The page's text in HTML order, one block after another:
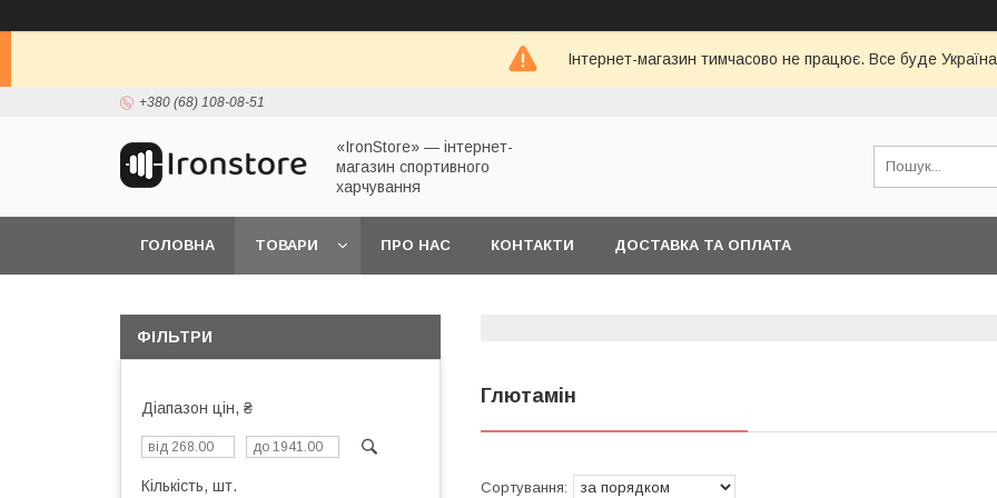
Інтернет-магазин тимчасово не працює. Все буде
+380 (68) 108-08-51
«IronStore» — інтернет-
магазин спортивного
харчування
ГОЛОВНА ТОВАРИ ПРО НАС КОНТАКТИ ДОСТАВКА ТА ОПЛАТА
Глютамін
ФІЛЬТРИ
Діапазон цін, ₴
Кількість, шт.